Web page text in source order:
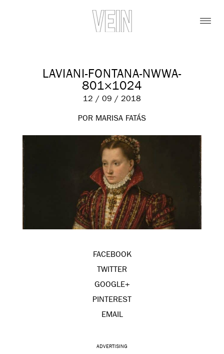
LAVIANI-FONTANA-NWWA-
801×1024
12 / 09 / 2018
POR MARISA FATÁS
FACEBOOK
TWITTER
GOOGLE+
PINTEREST
EMAIL
ADVERTISING